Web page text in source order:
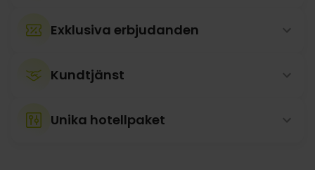
Exklusiva erbjudanden
Kundtjänst
Unika hotellpaket